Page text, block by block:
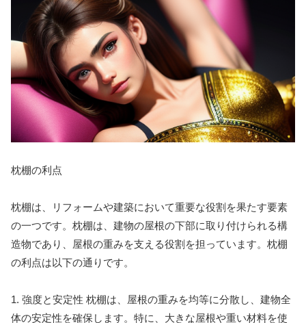
枕棚の利点
枕棚は、リフォームや建築において重要な役割を果たす要素
の一つです。枕棚は、建物の屋根の下部に取り付けられる構
造物であり、屋根の重みを支える役割を担っています。枕棚
の利点は以下の通りです。
1. 強度と安定性 枕棚は、屋根の重みを均等に分散し、建物全
体の安定性を確保します。特に、大きな屋根や重い材料を使